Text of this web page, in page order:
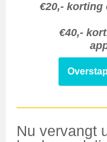
€20,- korting
€40,-
Nu vervangt